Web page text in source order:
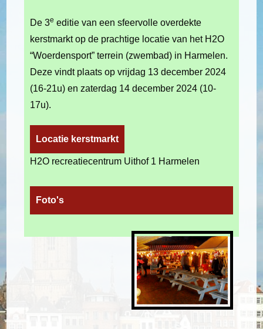
De 3e editie van een sfeervolle overdekte
kerstmarkt op de prachtige locatie van het H2O
“Woerdensport” terrein (zwembad) in Harmelen.
Deze vindt plaats op vrijdag 13 december 2024
(16-21u) en zaterdag 14 december 2024 (10-
17u).
Locatie kerstmarkt
H2O recreatiecentrum Uithof 1 Harmelen
Foto's